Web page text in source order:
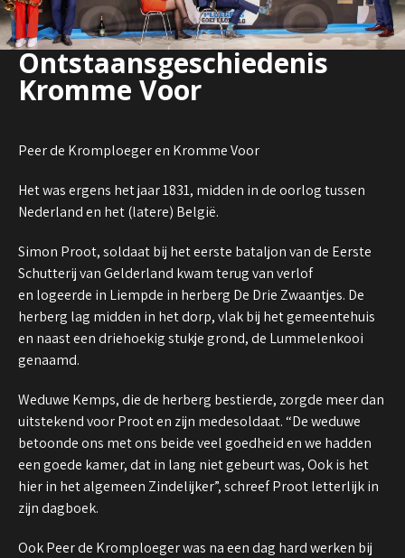
Ontstaansgeschiedenis
Kromme Voor
Peer de Kromploeger en Kromme Voor
Het was ergens het jaar 1831, midden in de oorlog tussen
Nederland en het (latere) België.
Simon Proot, soldaat bij het eerste bataljon van de Eerste
Schutterij van Gelderland kwam terug van verlof
en logeerde in Liempde in herberg De Drie Zwaantjes. De
herberg lag midden in het dorp, vlak bij het gemeentehuis
en naast een driehoekig stukje grond, de Lummelenkooi
genaamd.
Weduwe Kemps, die de herberg bestierde, zorgde meer dan
uitstekend voor Proot en zijn medesoldaat. “De weduwe
betoonde ons met ons beide veel goedheid en we hadden
een goede kamer, dat in lang niet gebeurt was, Ook is het
hier in het algemeen Zindelijker”, schreef Proot letterlijk in
zijn dagboek.
Ook Peer de Kromploeger was na een dag hard werken bij